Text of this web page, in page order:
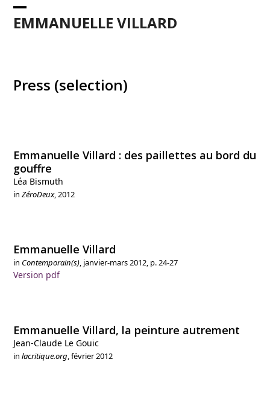
Skip
contentEMMANUELLE VILLARD
Open
Close
Press (selection)
Emmanuelle Villard : des paillettes au bord du
gouffre
Léa Bismuth
inZéroDeux, 2012
Emmanuelle Villard
in Contemporain(s), janvier-mars 2012, p. 24-27
Version pdf
Emmanuelle Villard, la peinture autrement
Jean-Claude Le Gouic
inlacritique.org, février 2012